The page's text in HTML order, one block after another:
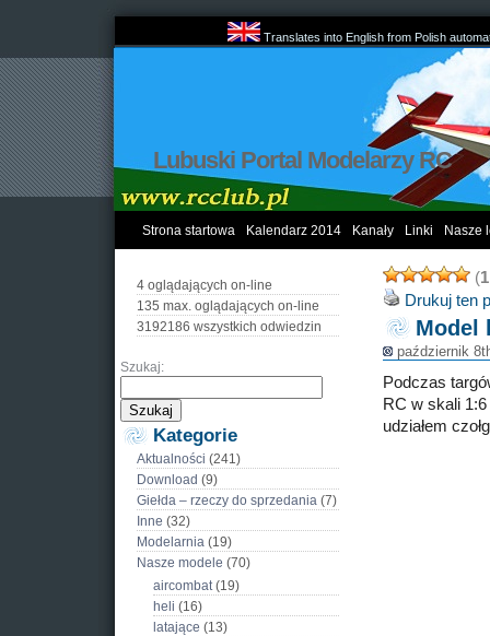
Translates into English from Polish
Lubuski Portal Modelarzy RC
Strona startowa Kalendarz 2014 Kanały Linki Nasze
4 oglądających on-line
135 max. oglądających on-line
3192186 wszystkich odwiedzin
Szukaj:
Kategorie
Aktualności (241)
Download (9)
Giełda – rzeczy do sprzedania (7)
Inne (32)
Modelarnia (19)
Nasze modele (70)
aircombat(19)
heli (16)
latające (13)
(1
Drukuj ten
Model
październik
Podczas
RC w skali
udziałem